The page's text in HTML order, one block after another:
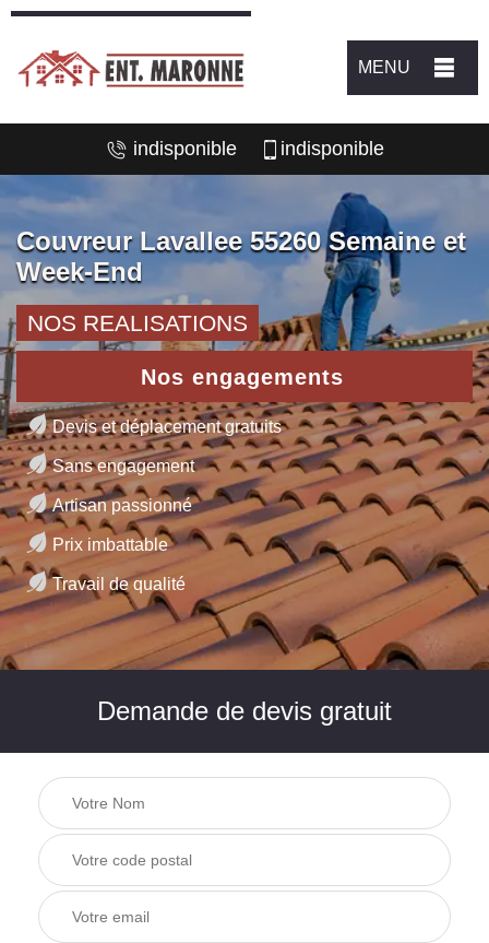
MENU
indisponible indisponible
Couvreur Lavallee 55260 Semaine et
Week-End
NOS REALISATIONS
Nos engagements
Devis et déplacement gratuits
Sans engagement
Artisan passionné
Prix imbattable
Travail de qualité
Demande de devis gratuit